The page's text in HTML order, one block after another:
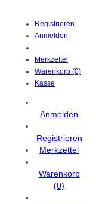
Registrieren
Anmelden
Merkzettel
Warenkorb (0)
Kasse
Anmelden
Registrieren
Merkzettel
Warenkorb
(0)